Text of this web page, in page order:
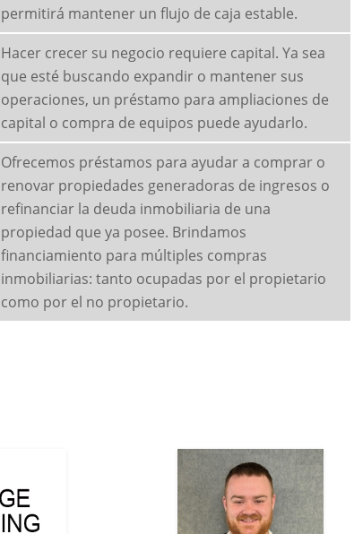
permitirá mantener un flujo de caja estable.
Hacer crecer su negocio requiere capital. Ya sea
que esté buscando expandir o mantener sus
operaciones, un préstamo para ampliaciones de
capital o compra de equipos puede ayudarlo.
Ofrecemos préstamos para ayudar a comprar o
renovar propiedades generadoras de ingresos o
refinanciar la deuda inmobiliaria de una
propiedad que ya posee. Brindamos
financiamiento para múltiples compras
inmobiliarias: tanto ocupadas por el propietario
como por el no propietario.